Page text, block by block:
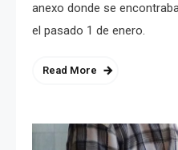
anexo donde se
el pasado 1 de enero.
Read More